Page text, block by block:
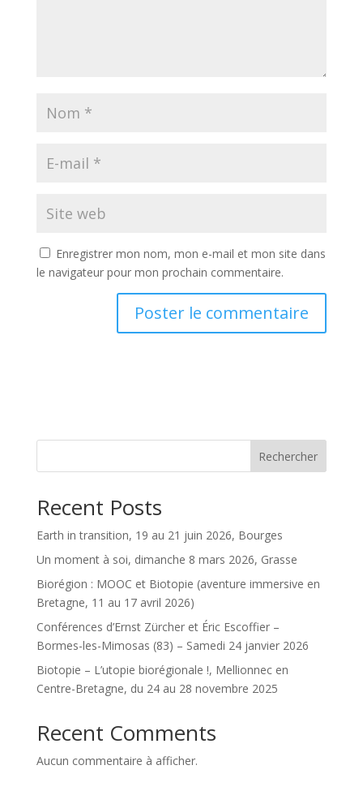
Enregistrer mon nom, mon e-mail et mon site dans
le navigateur pour mon prochain commentaire.
Rechercher
Recent Posts
Earth in transition, 19 au 21 juin 2026, Bourges
Un moment à soi, dimanche 8 mars 2026, Grasse
Biorégion : MOOC et Biotopie (aventure immersive en
Bretagne, 11 au 17 avril 2026)
Conférences d’Ernst Zürcher et Éric Escoffier –
Bormes-les-Mimosas (83) – Samedi 24 janvier 2026
Biotopie – L’utopie biorégionale !, Mellionnec en
Centre-Bretagne, du 24 au 28 novembre 2025
Recent Comments
Aucun commentaire à afficher.